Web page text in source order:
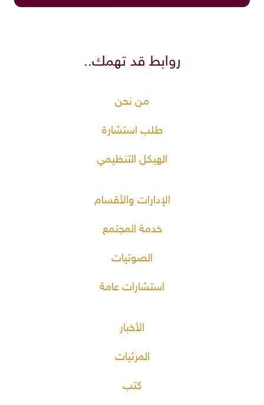
روابط قد تهمك..
من نحن
طلب استشارة
الهيكل التنظيمي
الإدارات والأقسام
خدمة المجتمع
الصوتيات
استشارات عامة
الأخبار
المرئيات
كتب